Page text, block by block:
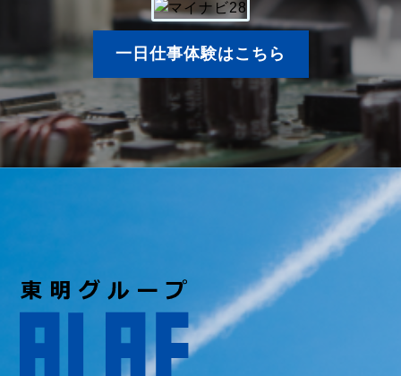
一日仕事体験はこちら